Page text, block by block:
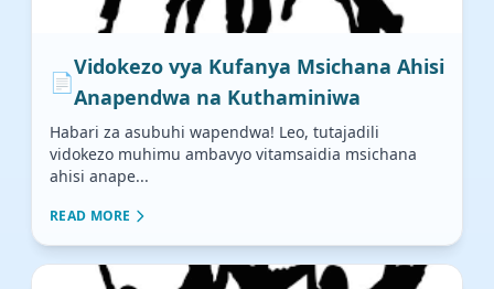
📄
Vidokezo vya Kufanya Msichana Ahisi
Anapendwa na Kuthaminiwa
Habari za asubuhi wapendwa! Leo, tutajadili
vidokezo muhimu ambavyo vitamsaidia msichana
ahisi anape...
READ MORE